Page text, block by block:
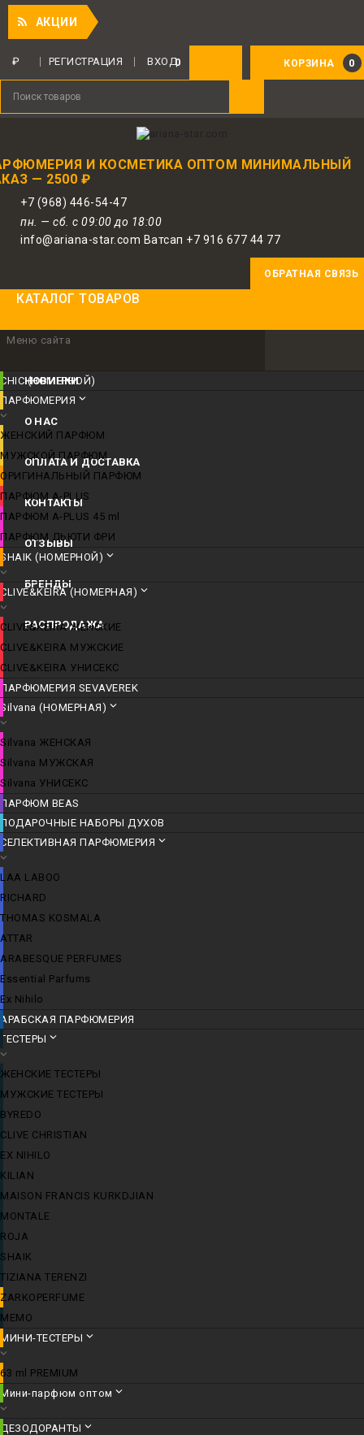
АКЦИИ
КОРЗИНА 0
0
РЕГИСТРАЦИЯ ВХОД
₽
И КОСМЕТИКА ОПТОМ МИНИМАЛЬНЫЙ
— 2500 ₽
+7 (968) 446-54-47
пн. — сб. с 09:00 до 18:00
info@ariana-star.com Ватсап +7 916 677 44 77
ОБРАТНАЯ СВЯЗЬ
КАТАЛОГ ТОВАРОВ
Меню сайта
НОВИНКИ
О НАС
ОПЛАТА И ДОСТАВКА
КОНТАКТЫ
ОТЗЫВЫ
БРЕНДЫ
РАСПРОДАЖА
CHIC (НОМЕРНОЙ)
ПАРФЮМЕРИЯ
ЖЕНСКИЙ ПАРФЮМ
МУЖСКОЙ ПАРФЮМ
ОРИГИНАЛЬНЫЙ ПАРФЮМ
ПАРФЮМ A-PLUS
ПАРФЮМ A-PLUS 45 ml
ПАРФЮМ ДЬЮТИ ФРИ
SHAIK (НОМЕРНОЙ)
CLIVE&KEIRA (НОМЕРНАЯ)
CLIVE&KEIRA ЖЕНСКИЕ
CLIVE&KEIRA МУЖСКИЕ
CLIVE&KEIRA УНИСЕКС
ПАРФЮМЕРИЯ SEVAVEREK
Silvana (НОМЕРНАЯ)
Silvana ЖЕНСКАЯ
Silvana МУЖСКАЯ
Silvana УНИСЕКС
ПАРФЮМ BEAS
ПОДАРОЧНЫЕ НАБОРЫ ДУХОВ
СЕЛЕКТИВНАЯ ПАРФЮМЕРИЯ
LАА LABОО
RICHARD
THOMAS KOSMALA
ATTAR
ARABESQUE PERFUMES
Essential Parfums
Ex Nihilo
АРАБСКАЯ ПАРФЮМЕРИЯ
ТЕСТЕРЫ
ЖЕНСКИЕ ТЕСТЕРЫ
МУЖСКИЕ ТЕСТЕРЫ
BYREDO
CLIVE CHRISTIAN
EX NIHILO
KILIAN
MAISON FRANCIS KURKDJIAN
MONTALE
ROJA
SHAIK
TIZIANA TERENZI
ZARKOPERFUME
MEMO
МИНИ-ТЕСТЕРЫ
63 ml PREMIUM
Мини-парфюм оптом
ДЕЗОДОРАНТЫ